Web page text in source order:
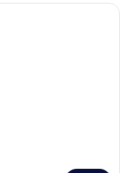
라, 전용 수영장 | 고급 침구,